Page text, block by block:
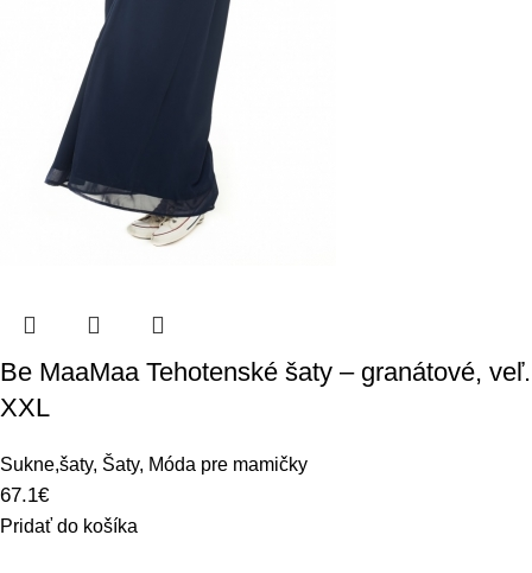
Be MaaMaa Tehotenské šaty – granátové, veľ.
XXL
Sukne,šaty, Šaty, Móda pre mamičky
67.1€
Pridať do košíka